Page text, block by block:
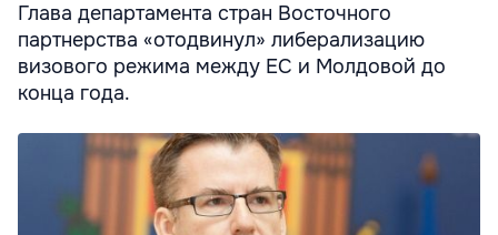
Глава департамента стран Восточного
партнерства «отодвинул» либерализацию
визового режима между ЕС и Молдовой до
конца года.